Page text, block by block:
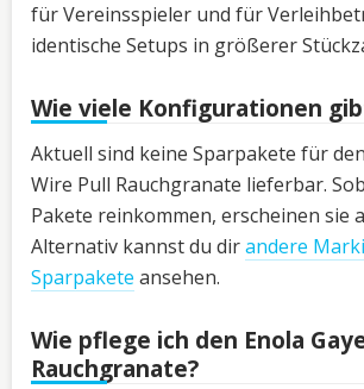
für Vereinsspieler und für
identische Setups in größerer
Wie viele Konfigurationen
Aktuell sind keine Sparpakete für
Wire Pull Rauchgranate lieferbar.
Pakete reinkommen, erscheinen sie
Alternativ kannst du dirandere
Sparpakete ansehen.
Wie pflege ich den Enola
Rauchgranate?